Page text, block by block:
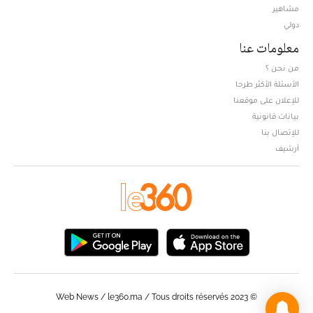
مشاهير
دولي
معلومات عنا
من نحن ؟
الأسئلة الأكثر طرحا
للإعلان على موقعنا
بيانات قانونية
للإتصال بنا
أرشيف
© Web News / le360.ma / Tous droits réservés 2023